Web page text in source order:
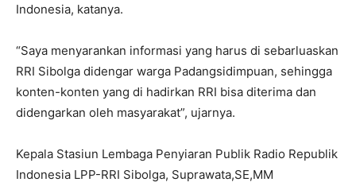
Indonesia, katanya.
“Saya menyarankan informasi yang harus di sebarluaskan
RRI Sibolga didengar warga Padangsidimpuan, sehingga
konten-konten yang di hadirkan RRI bisa diterima dan
didengarkan oleh masyarakat”, ujarnya.
Kepala Stasiun Lembaga Penyiaran Publik Radio Republik
Indonesia LPP-RRI Sibolga, Suprawata,SE,MM